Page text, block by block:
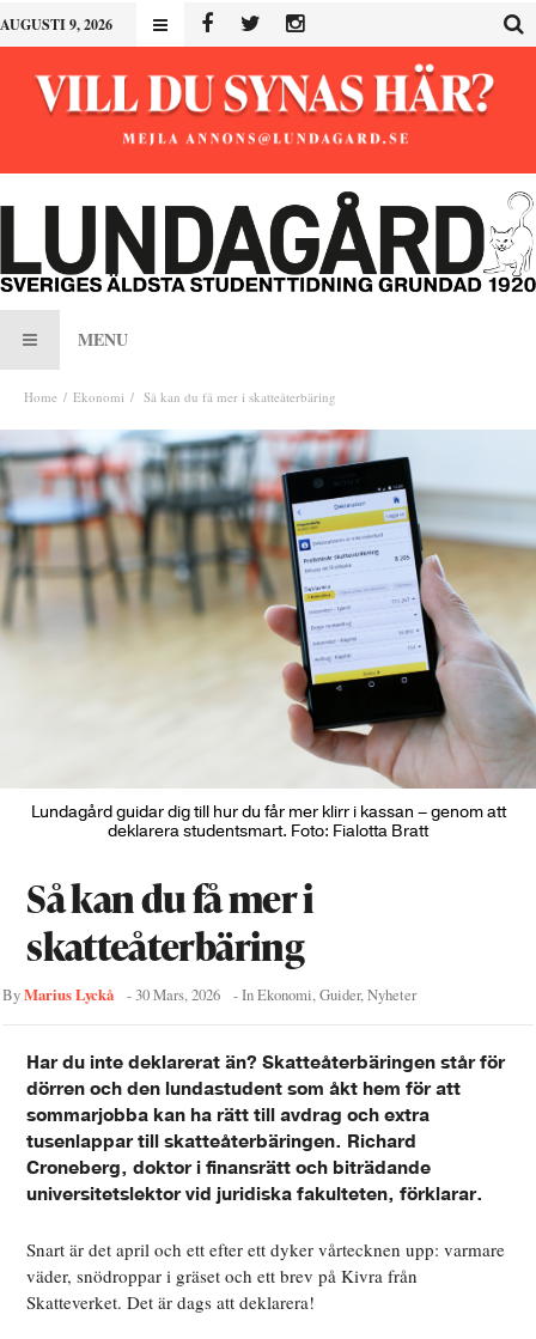
AUGUSTI 9, 2026
MENU
Home Ekonomi Så kan du få mer i skatteåterbäring
Lundagård guidar dig till hur du får mer klirr i kassan – genom att
deklarera studentsmart. Foto: Fialotta Bratt
Så kan du få mer i
skatteåterbäring
ByMarius Lyckå -30 Mars, 2026 - InEkonomi,Guider,Nyheter
Har du inte deklarerat än? Skatteåterbäringen står för
dörren och den lundastudent som åkt hem för att
sommarjobba kan ha rätt till avdrag och extra
tusenlappar till skatteåterbäringen. Richard
Croneberg, doktor i finansrätt och biträdande
universitetslektor vid juridiska fakulteten, förklarar.
Snart är det april och ett efter ett dyker vårtecknen upp: varmare
väder, snödroppar i gräset och ett brev på Kivra från
Skatteverket. Det är dags att deklarera!